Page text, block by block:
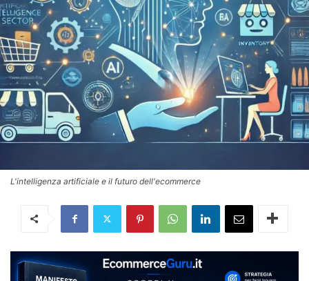
L'intelligenza artificiale e il futuro dell'ecommerce